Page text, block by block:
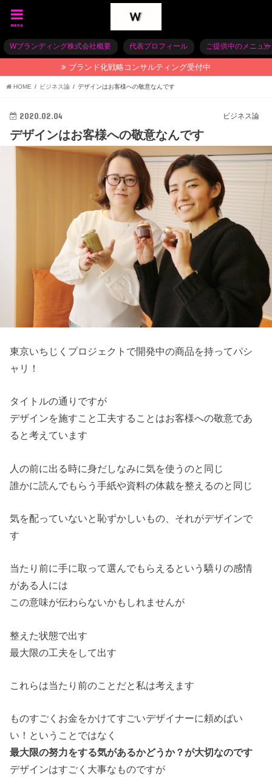
menu
Wブランディング株式会社概要 代表プロフィール ご提供中のメニュー
ブランド化戦略コンサルティング受付中
HOME ビジネス論 デザインはお客様への敬意なんです
ビジネス論
2020.02.04
デザインはお客様への敬意なんです
東京いちじくプロジェクトで開発中の商品を持ってパシ
ャリ！
タイトルの通りですが
デザインを施すこと工夫することはお客様への敬意であ
ると考えています
人の前に出る時に身だしなみに気を使うのと同じ
誰かに読んでもらう手紙や資料の体裁を整えるのと同じ
気を配っていないと恥ずかしいもの、それがデザインで
す
当たり前に手に取って選んでもらえるという驕りの感情
がある人には
この意味が伝わらないかもしれませんが
整えた状態で出す
最大限の工夫をして出す
これらは当たり前のことだと私は考えます
ものすごくお金をかけてすごいデザイナーに頼めばい
い！ということではなく
最大限の努力をする気があるかどうか？が大切なのです
デザインはすごく大事なものですが